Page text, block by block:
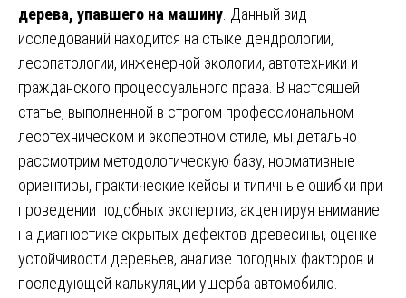
дерева, упавшего на машину . Данный вид
исследований находится на стыке дендрологии,
лесопатологии, инженерной экологии, автотехники и
гражданского процессуального права. В настоящей
статье, выполненной в строгом профессиональном
лесотехническом и экспертном стиле, мы детально
рассмотрим методологическую базу, нормативные
ориентиры, практические кейсы и типичные ошибки при
проведении подобных экспертиз, акцентируя внимание
на диагностике скрытых дефектов древесины, оценке
устойчивости деревьев, анализе погодных факторов и
последующей калькуляции ущерба автомобилю.